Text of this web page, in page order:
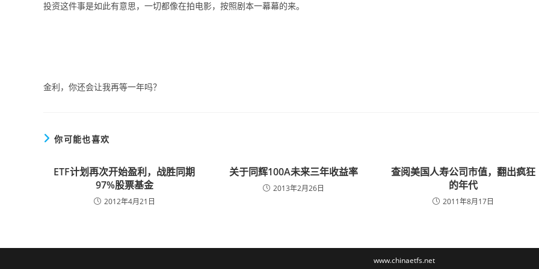
投资这件事是如此有意思，一切都像在拍电影，按照剧本一幕幕的来。
金利，你还会让我再等一年吗？
你可能也喜欢
ETF计划再次开始盈利，战胜同期
97%股票基金
2012年4月21日
关于同辉100A未来三年收益率
2013年2月26日
查阅美国人寿公司市值，翻出疯狂
的年代
2011年8月17日
www.chinaetfs.net